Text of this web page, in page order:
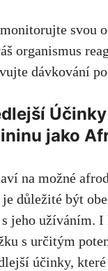
svou
organismus
dávkování
jako
na možné
důležité být
jeho užíváním. I
s určitým
účinky,